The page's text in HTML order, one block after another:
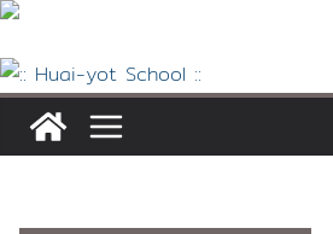
Skip
content